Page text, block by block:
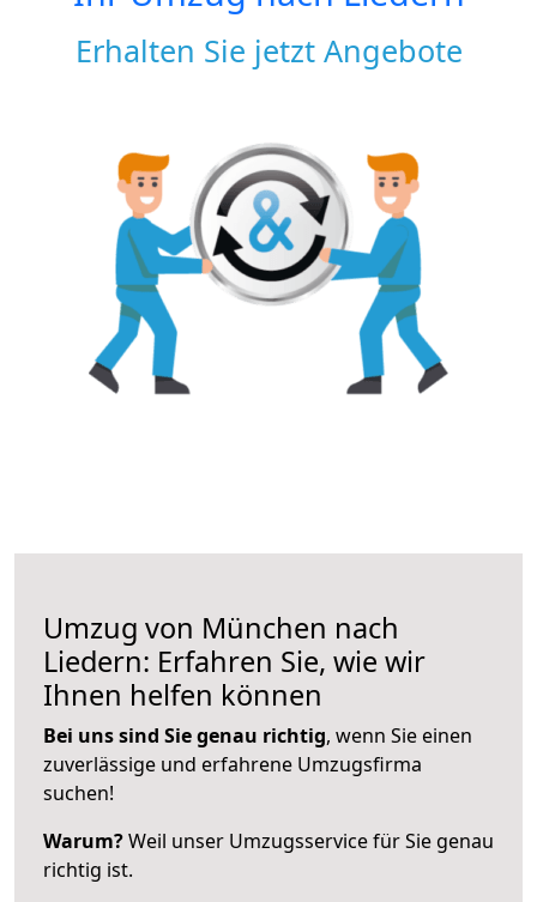
Erhalten Sie jetzt Angebote
Umzug von München nach
Liedern: Erfahren Sie, wie wir
Ihnen helfen können
Bei uns sind Sie genau richtig, wenn Sie einen
zuverlässige und erfahrene Umzugsfirma
suchen!
Warum?Weil unser Umzugsservice für Sie genau
richtig ist.